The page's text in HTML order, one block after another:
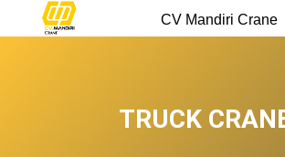
CV Mandiri Crane
TRUCK